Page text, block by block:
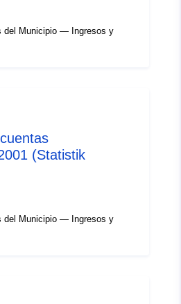
del Municipio — Ingresos y
(Statistik
del Municipio — Ingresos y